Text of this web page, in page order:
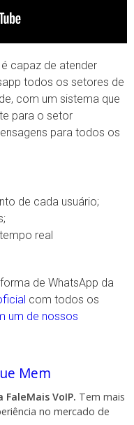
capaz de atender
todos os setores de
com um sistema que
para o setor
para todos os
de cada usuário;
real
de WhatsApp da
com todos os
um de nossos
Mem
FaleMais VoIP. Tem mais
no mercado de